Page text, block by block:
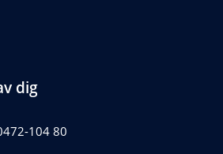
dig
104 80